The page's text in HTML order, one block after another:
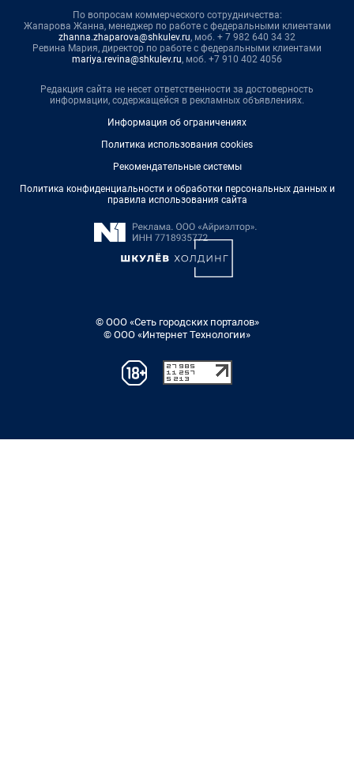
По вопросам коммерческого сотрудничества:
Жапарова Жанна, менеджер по работе с федеральными клиентами
zhanna.zhaparova@shkulev.ru, моб. + 7 982 640 34 32
Ревина Мария, директор по работе с федеральными клиентами
mariya.revina@shkulev.ru, моб. +7 910 402 4056
Редакция сайта не несет ответственности за достоверность
информации, содержащейся в рекламных объявлениях.
Информация об ограничениях
Политика использования cookies
Рекомендательные системы
Политика конфиденциальности и обработки персональных данных и
правила использования сайта
© ООО «Сеть городских порталов»
© ООО «Интернет Технологии»